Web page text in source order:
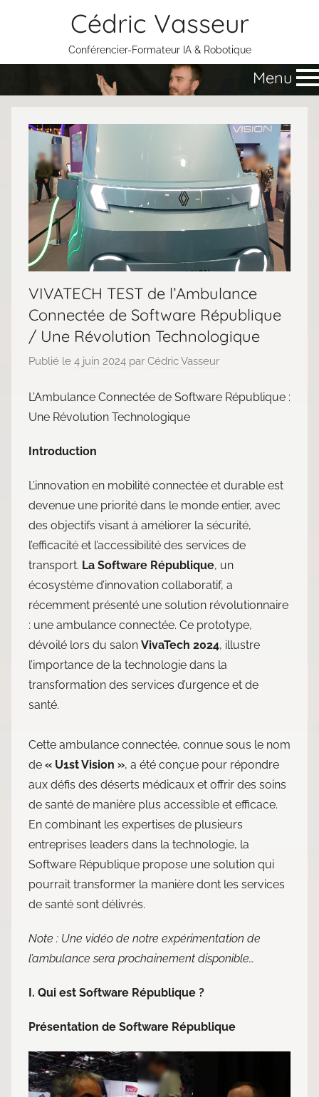
Cédric Vasseur
Conférencier-Formateur IA & Robotique
Menu
VIVATECH TEST de l’Ambulance
Connectée de Software République
/ Une Révolution Technologique
Publié le 4 juin 2024 par Cédric Vasseur
L’Ambulance Connectée de Software République :
Une Révolution Technologique
Introduction
L’innovation en mobilité connectée et durable est
devenue une priorité dans le monde entier, avec
des objectifs visant à améliorer la sécurité,
l’efficacité et l’accessibilité des services de
transport. La Software République, un
écosystème d’innovation collaboratif, a
récemment présenté une solution révolutionnaire
: une ambulance connectée. Ce prototype,
dévoilé lors du salon VivaTech 2024, illustre
l’importance de la technologie dans la
transformation des services d’urgence et de
santé.
Cette ambulance connectée, connue sous le nom
de « U1st Vision », a été conçue pour répondre
aux défis des déserts médicaux et offrir des soins
de santé de manière plus accessible et efficace.
En combinant les expertises de plusieurs
entreprises leaders dans la technologie, la
Software République propose une solution qui
pourrait transformer la manière dont les services
de santé sont délivrés.
Note : Une vidéo de notre expérimentation de
l’ambulance sera prochainement disponible…
I. Qui est Software République ?
Présentation de Software République